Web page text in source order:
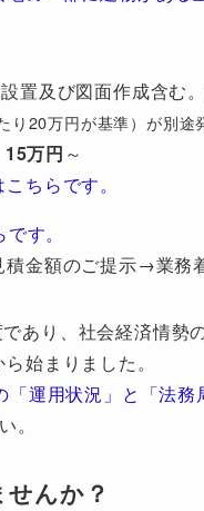
設置及び図面作成含む
20万円が基準）が別途
15万円 ～
ちらです。
す。
金額のご提示→業務
あり、社会経済情勢
始まりました。
「運用状況」と「法
。
んか？